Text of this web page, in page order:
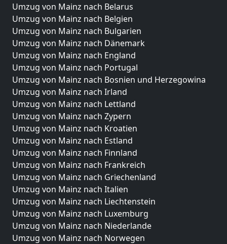
Umzug von Mainz nach Belarus
Umzug von Mainz nach Belgien
Umzug von Mainz nach Bulgarien
Umzug von Mainz nach Dänemark
Umzug von Mainz nach England
Umzug von Mainz nach Portugal
Umzug von Mainz nach Bosnien und Herzegowina
Umzug von Mainz nach Irland
Umzug von Mainz nach Lettland
Umzug von Mainz nach Zypern
Umzug von Mainz nach Kroatien
Umzug von Mainz nach Estland
Umzug von Mainz nach Finnland
Umzug von Mainz nach Frankreich
Umzug von Mainz nach Griechenland
Umzug von Mainz nach Italien
Umzug von Mainz nach Liechtenstein
Umzug von Mainz nach Luxemburg
Umzug von Mainz nach Niederlande
Umzug von Mainz nach Norwegen